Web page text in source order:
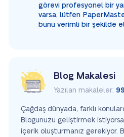
görevi profesyonel bir
varsa, lütfen
bunu verimli bir şekilde
Blog Makalesi
Yazılan makaleler:
Çağdaş dünyada, farklı
Blogunuzu geliştirmek
içerik oluşturmanız gerekiyor.